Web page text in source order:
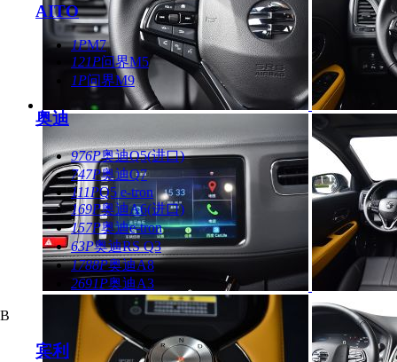
AITO
1PM7
121P问界M5
1P问界M9
奥迪
976P奥迪Q5(进口)
747P奥迪Q7
111PQ5 e-tron
169P奥迪A6(进口)
157P奥迪e-tron
63P奥迪RS Q3
1788P奥迪A8
2691P奥迪A3
B
宾利